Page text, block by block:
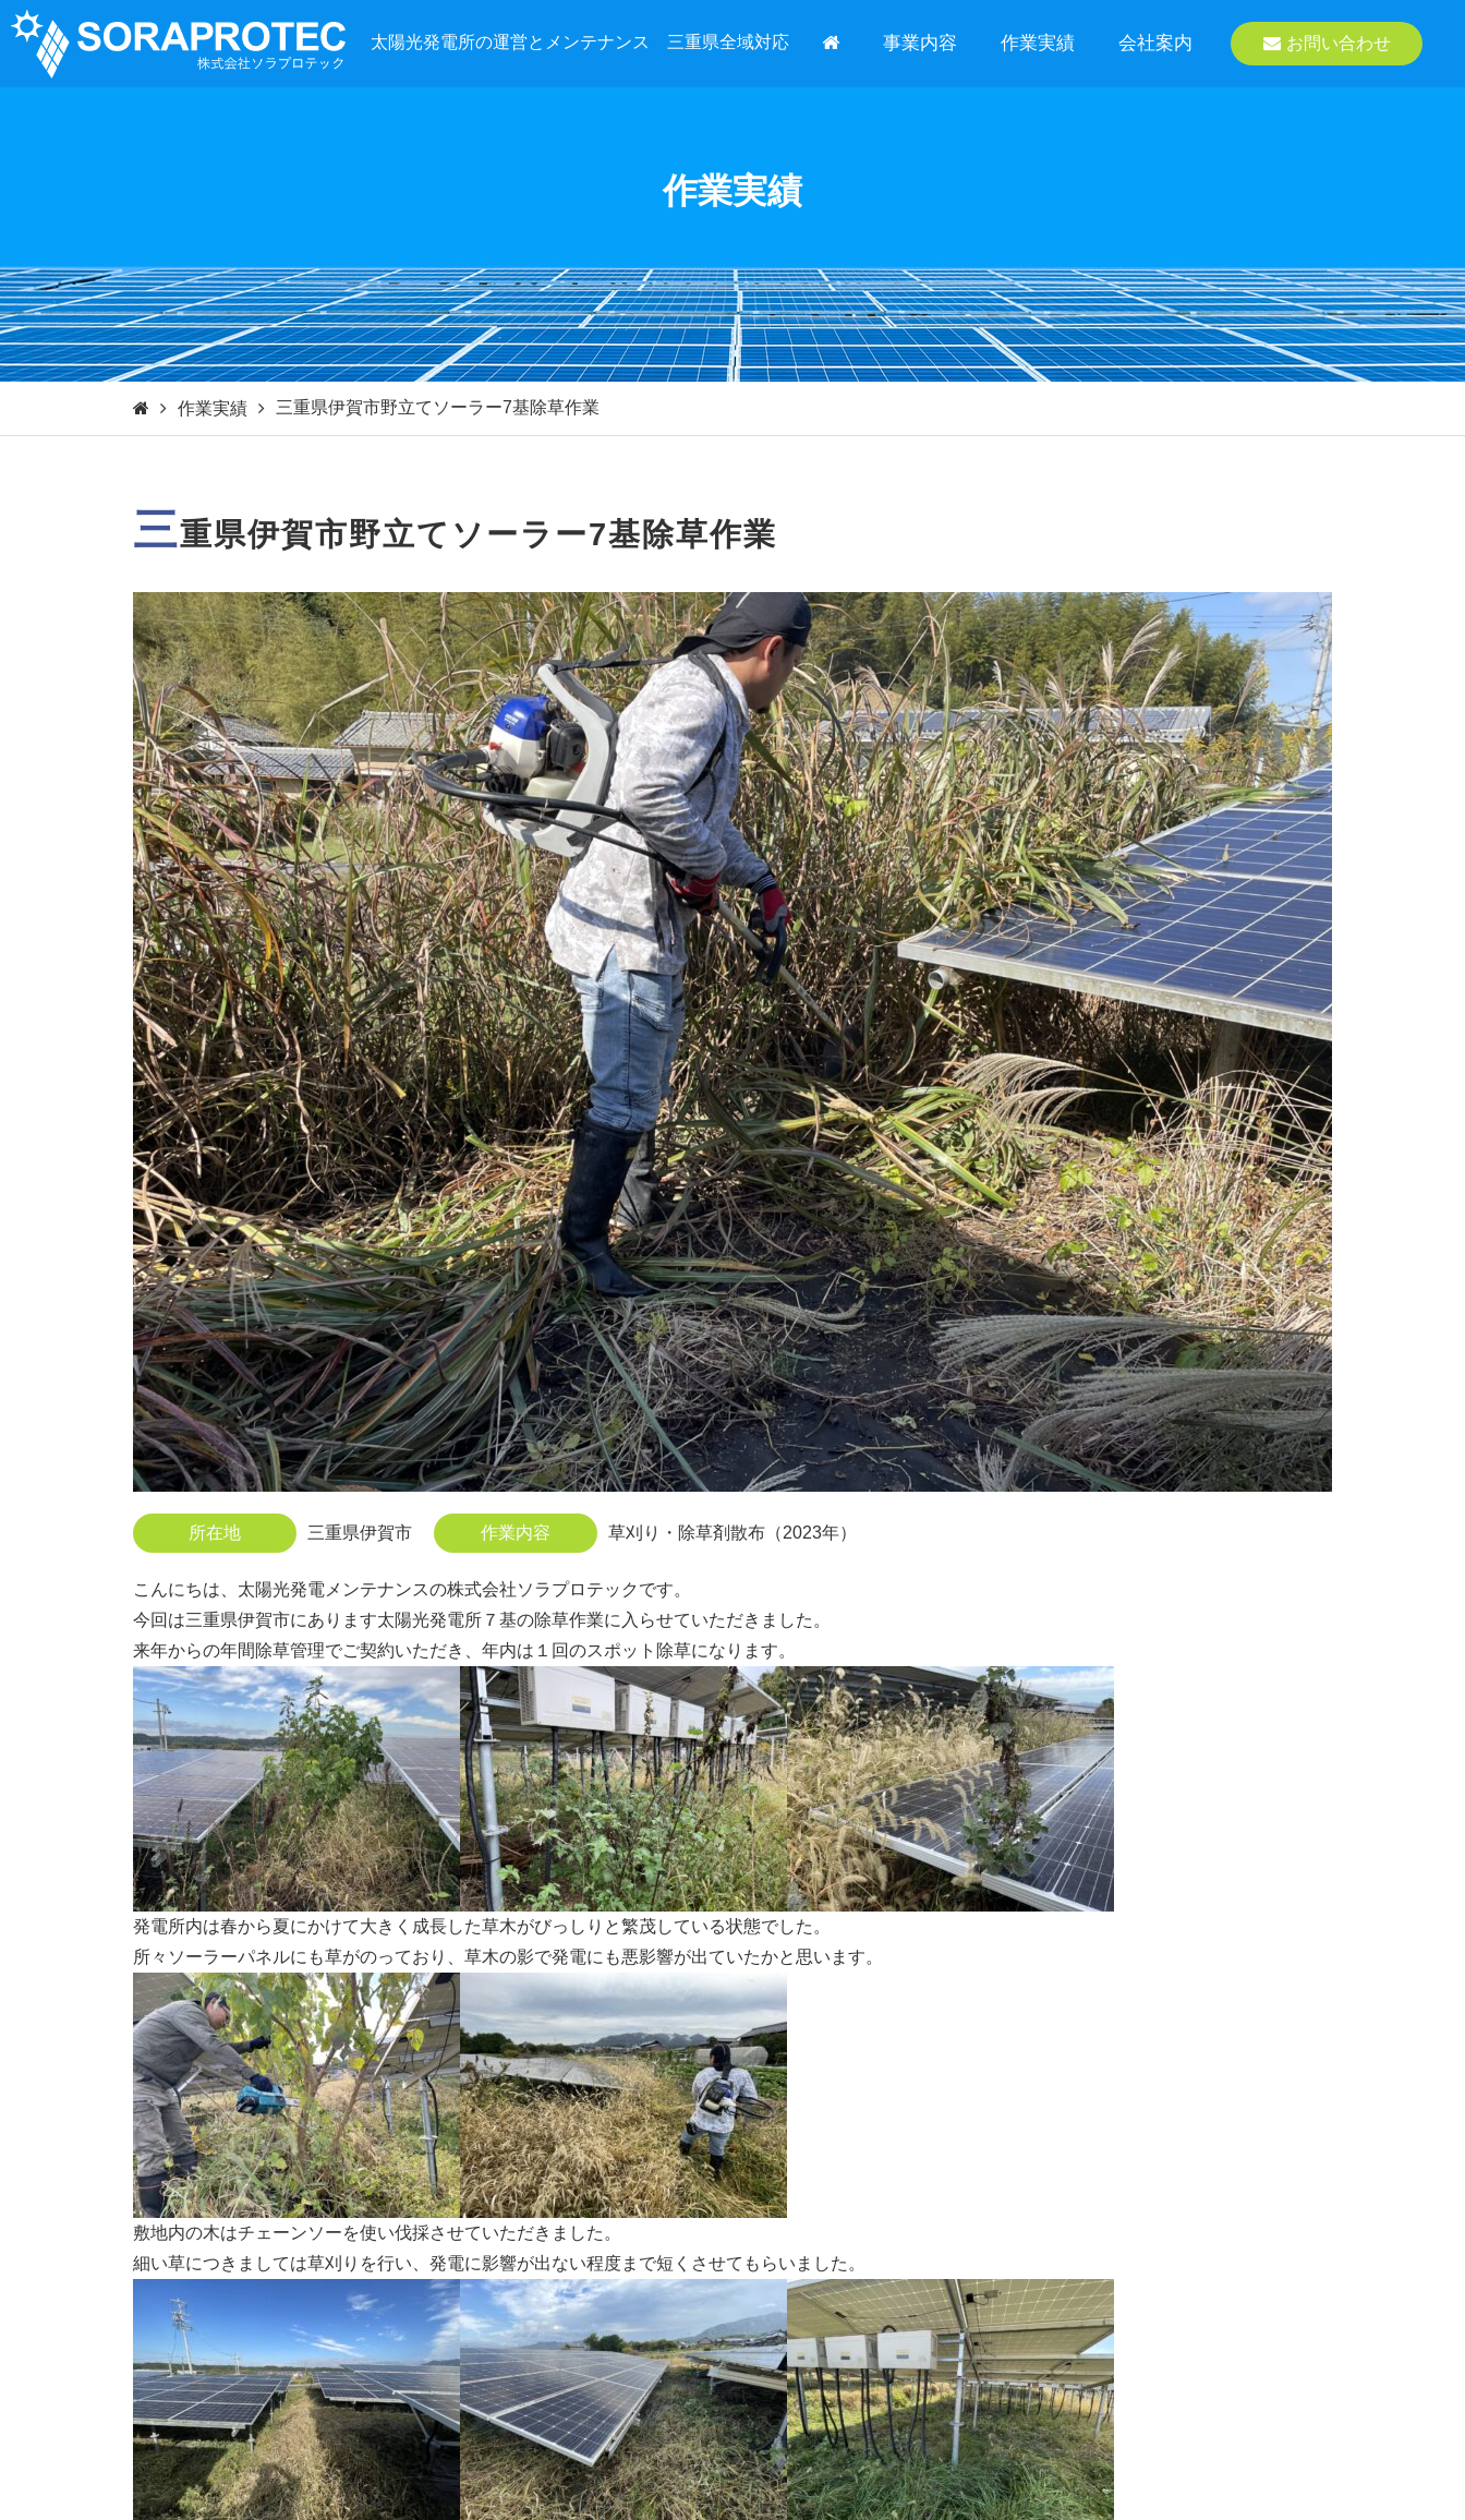
太陽光発電所の運営とメンテナンス 三重県全域対応 事業内容 作業実績 会社案内 お問い合わせ
作業実績
作業実績 三重県伊賀市野立てソーラー7基除草作業
三重県伊賀市野立てソーラー7基除草作業
所在地 三重県伊賀市 作業内容 草刈り・除草剤散布（2023年）
こんにちは、太陽光発電メンテナンスの株式会社ソラプロテックです。
今回は三重県伊賀市にあります太陽光発電所７基の除草作業に入らせていただきました。
来年からの年間除草管理でご契約いただき、年内は１回のスポット除草になります。
発電所内は春から夏にかけて大きく成長した草木がびっしりと繁茂している状態でした。
所々ソーラーパネルにも草がのっており、草木の影で発電にも悪影響が出ていたかと思います。
敷地内の木はチェーンソーを使い伐採させていただきました。
細い草につきましては草刈りを行い、発電に影響が出ない程度まで短くさせてもらいました。